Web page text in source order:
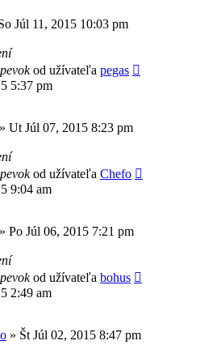
Júl 11, 2015 10:03 pm
od užívateľa pegas
5:37 pm
» Ut Júl 07, 2015 8:23 pm
od užívateľa Chefo
9:04 am
» Po Júl 06, 2015 7:21 pm
od užívateľa bohus
2:49 am
» Št Júl 02, 2015 8:47 pm